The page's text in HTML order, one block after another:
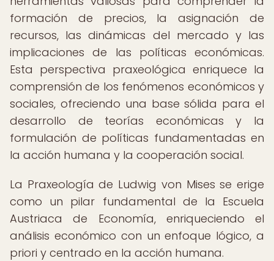
formación de precios, la asignación de
recursos, las dinámicas del mercado y las
implicaciones de las políticas económicas.
Esta perspectiva praxeológica enriquece la
comprensión de los fenómenos económicos y
sociales, ofreciendo una base sólida para el
desarrollo de teorías económicas y la
formulación de políticas fundamentadas en
la acción humana y la cooperación social.
La Praxeología de Ludwig von Mises se erige
como un pilar fundamental de la Escuela
Austriaca de Economía, enriqueciendo el
análisis económico con un enfoque lógico, a
priori y centrado en la acción humana.